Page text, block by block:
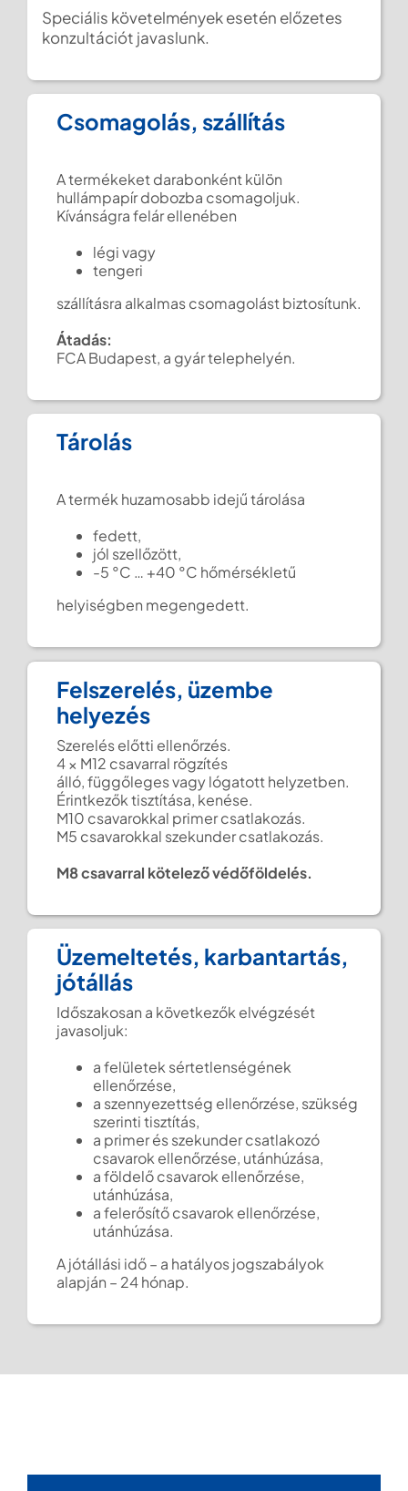
Speciális követelmények esetén előzetes
konzultációt javaslunk.
Csomagolás, szállítás
A termékeket darabonként külön
hullámpapír dobozba csomagoljuk.
Kívánságra felár ellenében
légi vagy
tengeri
szállításra alkalmas csomagolást biztosítunk.
Átadás:
FCA Budapest, a gyár telephelyén.
Tárolás
A termék huzamosabb idejű tárolása
fedett,
jól szellőzött,
-5 °C … +40 °C hőmérsékletű
helyiségben megengedett.
Felszerelés, üzembe
helyezés
Szerelés előtti ellenőrzés.
4 × M12 csavarral rögzítés
álló, függőleges vagy lógatott helyzetben.
Érintkezők tisztítása, kenése.
M10 csavarokkal primer csatlakozás.
M5 csavarokkal szekunder csatlakozás.
M8 csavarral kötelező védőföldelés.
Üzemeltetés, karbantartás,
jótállás
Időszakosan a következők elvégzését
javasoljuk:
a felületek sértetlenségének
ellenőrzése,
a szennyezettség ellenőrzése, szükség
szerinti tisztítás,
a primer és szekunder csatlakozó
csavarok ellenőrzése, utánhúzása,
a földelő csavarok ellenőrzése,
utánhúzása,
a felerősítő csavarok ellenőrzése,
utánhúzása.
A jótállási idő – a hatályos jogszabályok
alapján – 24 hónap.